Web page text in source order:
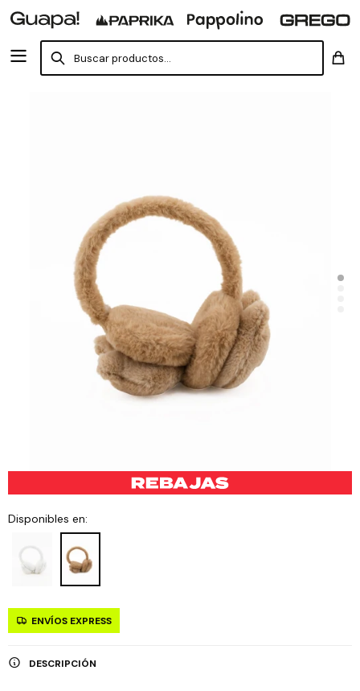
Disponibles en:
ENVÍOS EXPRESS
DESCRIPCIÓN